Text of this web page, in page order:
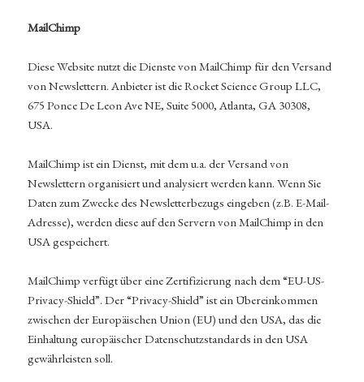
MailChimp
Diese Website nutzt die Dienste von MailChimp für den Versand
von Newslettern. Anbieter ist die Rocket Science Group LLC,
675 Ponce De Leon Ave NE, Suite 5000, Atlanta, GA 30308,
USA.
MailChimp ist ein Dienst, mit dem u.a. der Versand von
Newslettern organisiert und analysiert werden kann. Wenn Sie
Daten zum Zwecke des Newsletterbezugs eingeben (z.B. E-Mail-
Adresse), werden diese auf den Servern von MailChimp in den
USA gespeichert.
MailChimp verfügt über eine Zertifizierung nach dem “EU-US-
Privacy-Shield”. Der “Privacy-Shield” ist ein Übereinkommen
zwischen der Europäischen Union (EU) und den USA, das die
Einhaltung europäischer Datenschutzstandards in den USA
gewährleisten soll.